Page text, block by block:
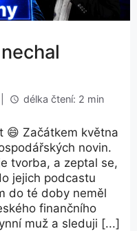
délka čtení: 2 min
😄 Začátkem května
novin.
tvorba, a zeptal se,
jejich podcastu
do té doby neměl
finančního
muž a sleduji [...]